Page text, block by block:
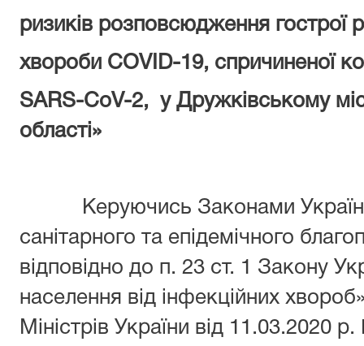
ризиків розповсюдження гострої
хвороби COVID-19, спричиненої
SARS-CoV-2, у Дружківському
області»
Керуючись Законами України
санітарного та епідемічного
відповідно до п. 23 ст. 1 Закону
населення від інфекційних
Міністрів України від 11.03.2020